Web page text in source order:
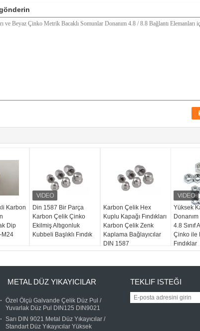
Karbon
Dip
M24
Din 1587 Bir Parça
Karbon Çelik Çinko
Ekilmiş Altıgonluk
Kubbeli Başlıklı Fındık
Karbon Çelik Hex
Kuplu Kapağı Fındıkları
Karbon Çelik Zenk
Kaplama Bağlayıcılar
DIN 1587
Yüksek
Donanım
4.8 Sınıf
Çinko ile
Fındıklar
METAL DÜZ YIKAYICILAR
Özel Ölçü Galvande Çelik Düz Pul /
Yuvarlak Düz Pul DIN125 DIN9021
Sarı DIN 9021 Metal Düz Yıkayıcılar /
Standart Düz Yıkayıcılar Yüksek
TEKLIF ISTEĞI